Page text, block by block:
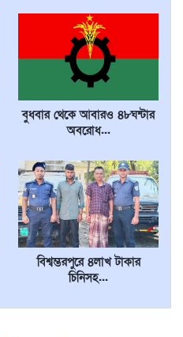
বুধবার থেকে আবারও ৪৮ঘন্টার
অবরোধ...
বিশ্বম্ভরপুরে ৪লাখ টাকার
চিনিসহ...